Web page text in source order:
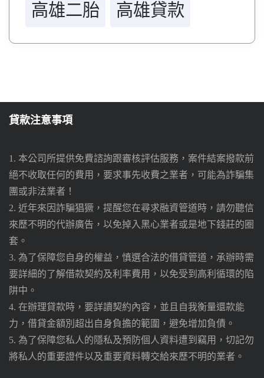
高雄二胎 高雄貸款
貸款注意事項
1. 本公司所提供免費諮詢跟審核評估服務，案件結案撥款前
絕不收取任何的費用，要求事先收費之業者，可能為詐騙集
團或非法業者！
2. 近年來因詐騙猖獗，提醒您在尋求融資管道時，請勿聽信
來歷不明的代辦廣告，以免掉入黑心業者或是地下錢莊的圈
套。
3. 為了保障您自身的權益，慎選合法的借貸管道，承辦時需
要詳細的了解借款契約及利率費用，以免受到高利循環的陷
阱中。
4. 在辦理貸款時，要詳讀契約內容，並且自我衡量還款能
力，借貸金額別超出自身負擔的範圍，避免增加負債。
5. 為了保障您私人的隱私及預防個人資料遭到竊用，切記勿
將私人的重要證件以及重要資料轉交給來歷不明的業者。